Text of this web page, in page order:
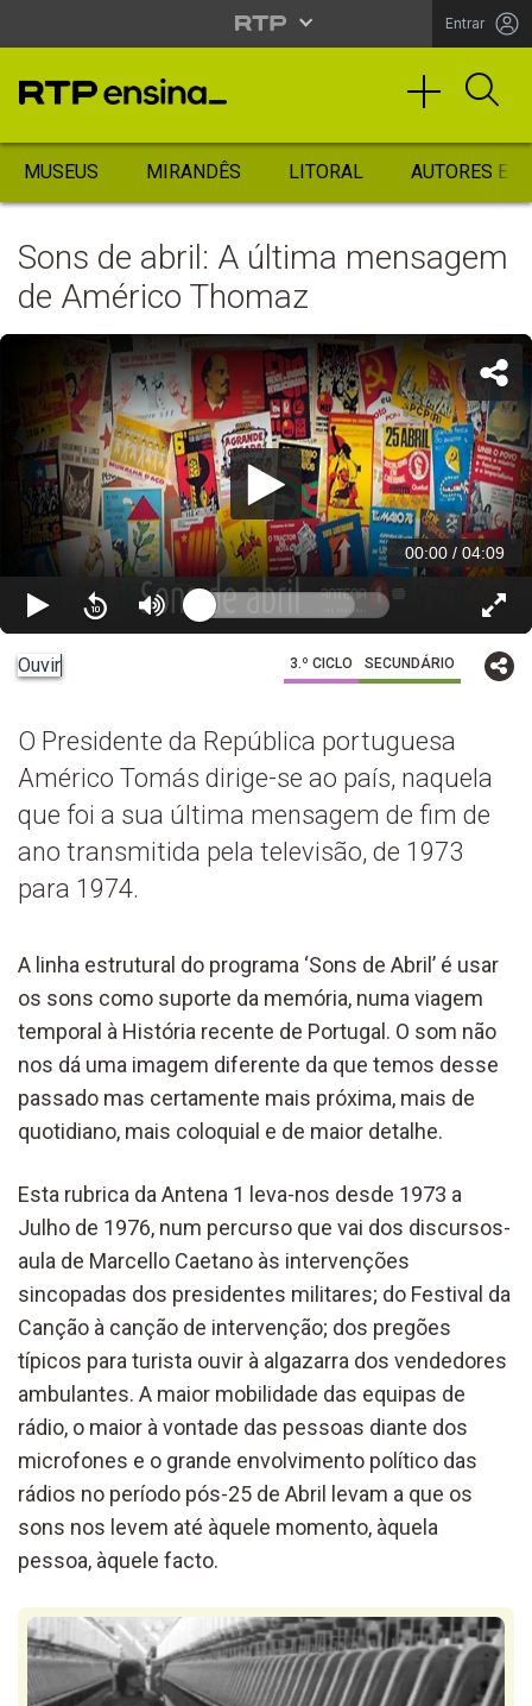
Entrar
MUSEUS MIRANDÊS LITORAL AUTORES
Sons de abril: A última mensagem
de Américo Thomaz
00:00 / 04:09
Ouvir 3.º CICLO SECUNDÁRIO
O Presidente da República portuguesa
Américo Tomás dirige-se ao país, naquela
que foi a sua última mensagem de fim de
ano transmitida pela televisão, de 1973
para 1974.
A linha estrutural do programa ‘Sons de Abril’ é usar
os sons como suporte da memória, numa viagem
temporal à História recente de Portugal. O som não
nos dá uma imagem diferente da que temos desse
passado mas certamente mais próxima, mais de
quotidiano, mais coloquial e de maior detalhe.
Esta rubrica da Antena 1 leva-nos desde 1973 a
Julho de 1976, num percurso que vai dos discursos-
aula de Marcello Caetano às intervenções
sincopadas dos presidentes militares; do Festival da
Canção à canção de intervenção; dos pregões
típicos para turista ouvir à algazarra dos vendedores
ambulantes. A maior mobilidade das equipas de
rádio, o maior à vontade das pessoas diante dos
microfones e o grande envolvimento político das
rádios no período pós-25 de Abril levam a que os
sons nos levem até àquele momento, àquela
pessoa, àquele facto.